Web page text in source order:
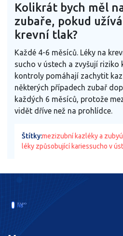
Kolikrát bych měl
zubaře, pokud
krevní tlak?
Každé 4-6 měsíců. Léky na
sucho v ústech a zvyšují riziko
kontroly pomáhají zachytit
některých případech zubař
každých 6 měsíců, protože
vidět dříve než na prohlídce.
Štítky:mezizubní kazléky a zuby
léky způsobující kariessucho v